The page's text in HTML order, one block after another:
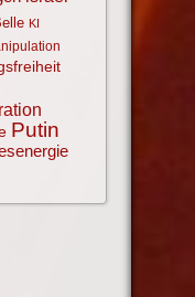
KI
Putin